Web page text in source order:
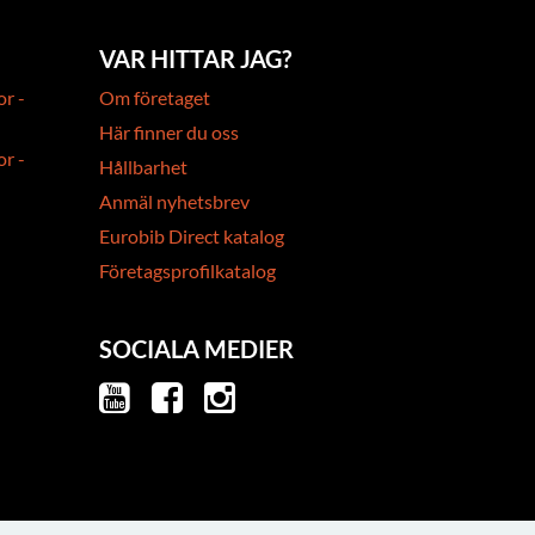
-
-
VAR HITTAR JAG?
Om företaget
Här finner du oss
Hållbarhet
Anmäl nyhetsbrev
Eurobib Direct katalog
Företagsprofilkatalog
SOCIALA MEDIER